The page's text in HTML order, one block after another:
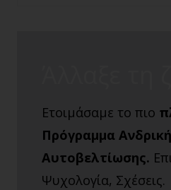
Ετοιμάσαμε το πιο
Πρόγραμμα
Αυτοβελτίωσης.
Ψυχολογία,